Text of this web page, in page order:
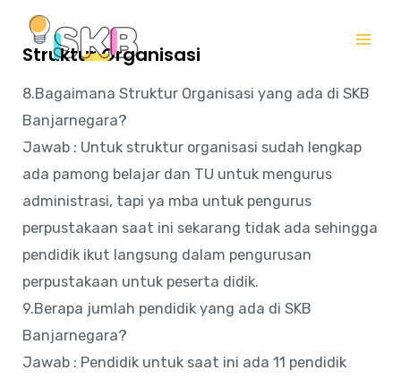
Lewati
kontenStruktur Organisasi
8.Bagaimana Struktur Organisasi yang ada di SKB
Banjarnegara?
Jawab : Untuk struktur organisasi sudah lengkap
ada pamong belajar dan TU untuk mengurus
administrasi, tapi ya mba untuk pengurus
perpustakaan saat ini sekarang tidak ada sehingga
pendidik ikut langsung dalam pengurusan
perpustakaan untuk peserta didik.
9.Berapa jumlah pendidik yang ada di SKB
Banjarnegara?
Jawab : Pendidik untuk saat ini ada 11 pendidik